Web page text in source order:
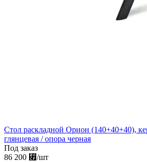
Стол раскладной Орион (140+40+40),
глянцевая / опора черная
Под заказ
86 200 ⃏/шт